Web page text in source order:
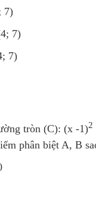
7)
7)
7)
tròn (C): (x -1)2
phân biệt A, B